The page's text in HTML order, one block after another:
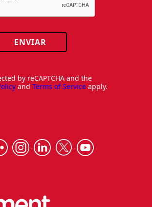
ENVIAR
by reCAPTCHA and the
and Terms of Service apply.